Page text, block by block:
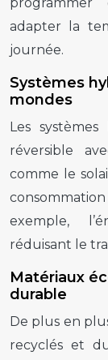
adapter la
journée.
Systèmes
mondes
Les
réversible
comme le
exemple,
réduisant le
Matériaux
durable
De plus en
recyclés et